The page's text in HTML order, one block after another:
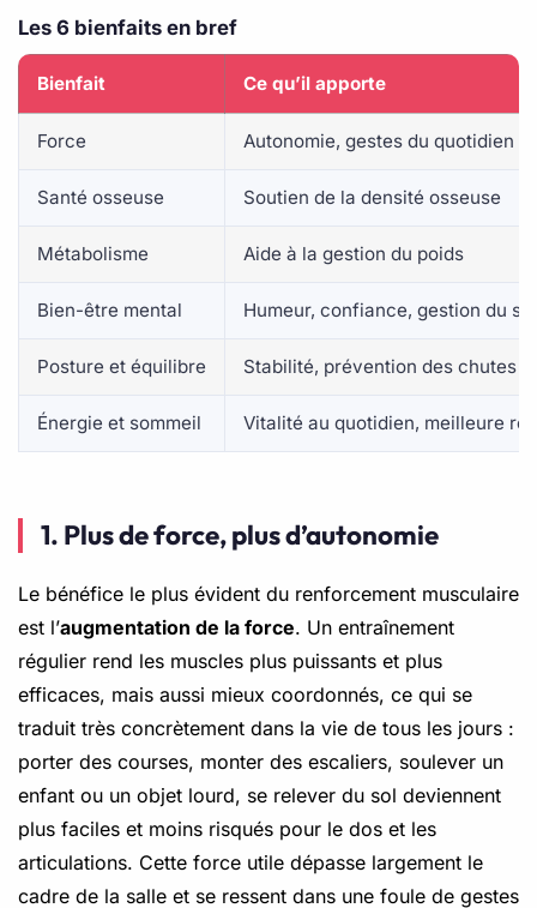
Les 6 bienfaits en bref
Bienfait Ce qu’il apporte
Force Autonomie, gestes du quotidien
Santé osseuse Soutien de la densité osseuse
Métabolisme Aide à la gestion du poids
Bien-être mental Humeur, confiance, gestion du
Posture et équilibre Stabilité, prévention des chutes
Énergie et sommeil Vitalité au quotidien, meilleure
1. Plus de force, plus d’autonomie
Le bénéfice le plus évident du renforcement musculaire
est l’augmentation de la force. Un entraînement
régulier rend les muscles plus puissants et plus
efficaces, mais aussi mieux coordonnés, ce qui se
traduit très concrètement dans la vie de tous les jours :
porter des courses, monter des escaliers, soulever un
enfant ou un objet lourd, se relever du sol deviennent
plus faciles et moins risqués pour le dos et les
articulations. Cette force utile dépasse largement le
cadre de la salle et se ressent dans une foule de gestes